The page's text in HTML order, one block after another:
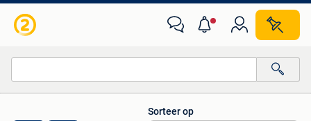
Sorteer op